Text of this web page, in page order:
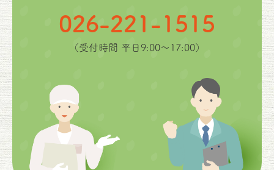
026-221-1515
（受付時間 平日9:00〜17:00）